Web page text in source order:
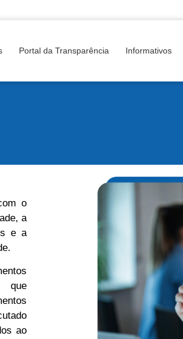
Portal da Transparência Informativos
o
a
e a
que
ao